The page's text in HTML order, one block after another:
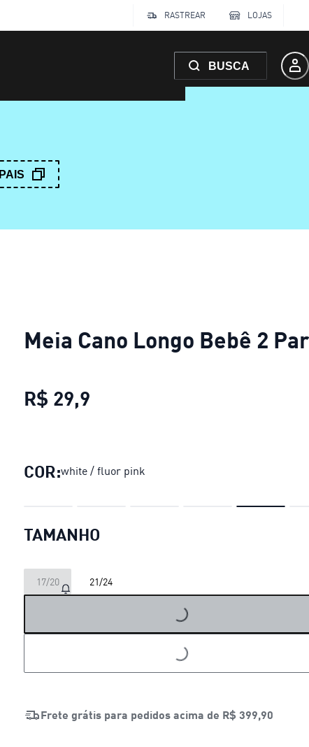
RASTREAR LOJAS
BUSCA
PAIS
Meia Cano Longo Bebê 2
R$ 29,9
COR:white / fluor pink
TAMANHO
17/20 21/24
LOADING...
LOADING...
Frete grátis para pedidos acima de R$ 399,90